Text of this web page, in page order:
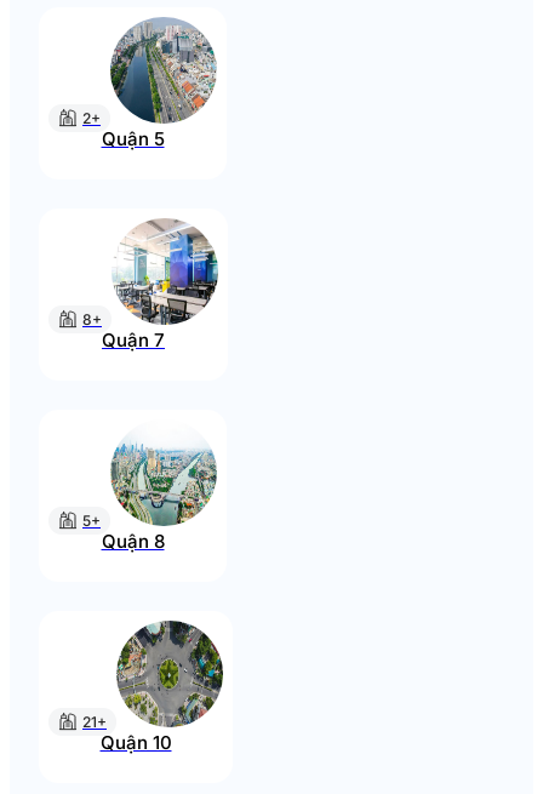
2+
Quận 5
8+
Quận 7
5+
Quận 8
21+
Quận 10